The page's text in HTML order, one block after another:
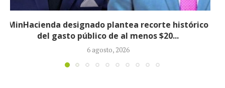
Informe revela que grupos armados ilegales
crecieron 90 % durante la política...
5 agosto, 2026